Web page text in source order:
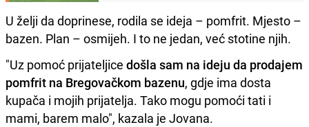
U želji da doprinese, rodila se ideja – pomfrit. Mjesto –
bazen. Plan – osmijeh. I to ne jedan, već stotine njih.
"Uz pomoć prijateljice došla sam na ideju da prodajem
pomfrit na Bregovačkom bazenu, gdje ima dosta
kupača i mojih prijatelja. Tako mogu pomoći tati i
mami, barem malo", kazala je Jovana.